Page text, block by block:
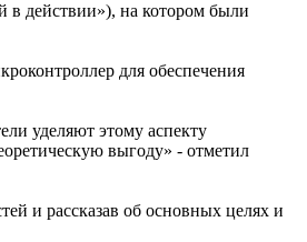
в действии»), на котором были
для обеспечения
уделяют этому аспекту
выгоду» - отметил
и рассказав об основных целях и